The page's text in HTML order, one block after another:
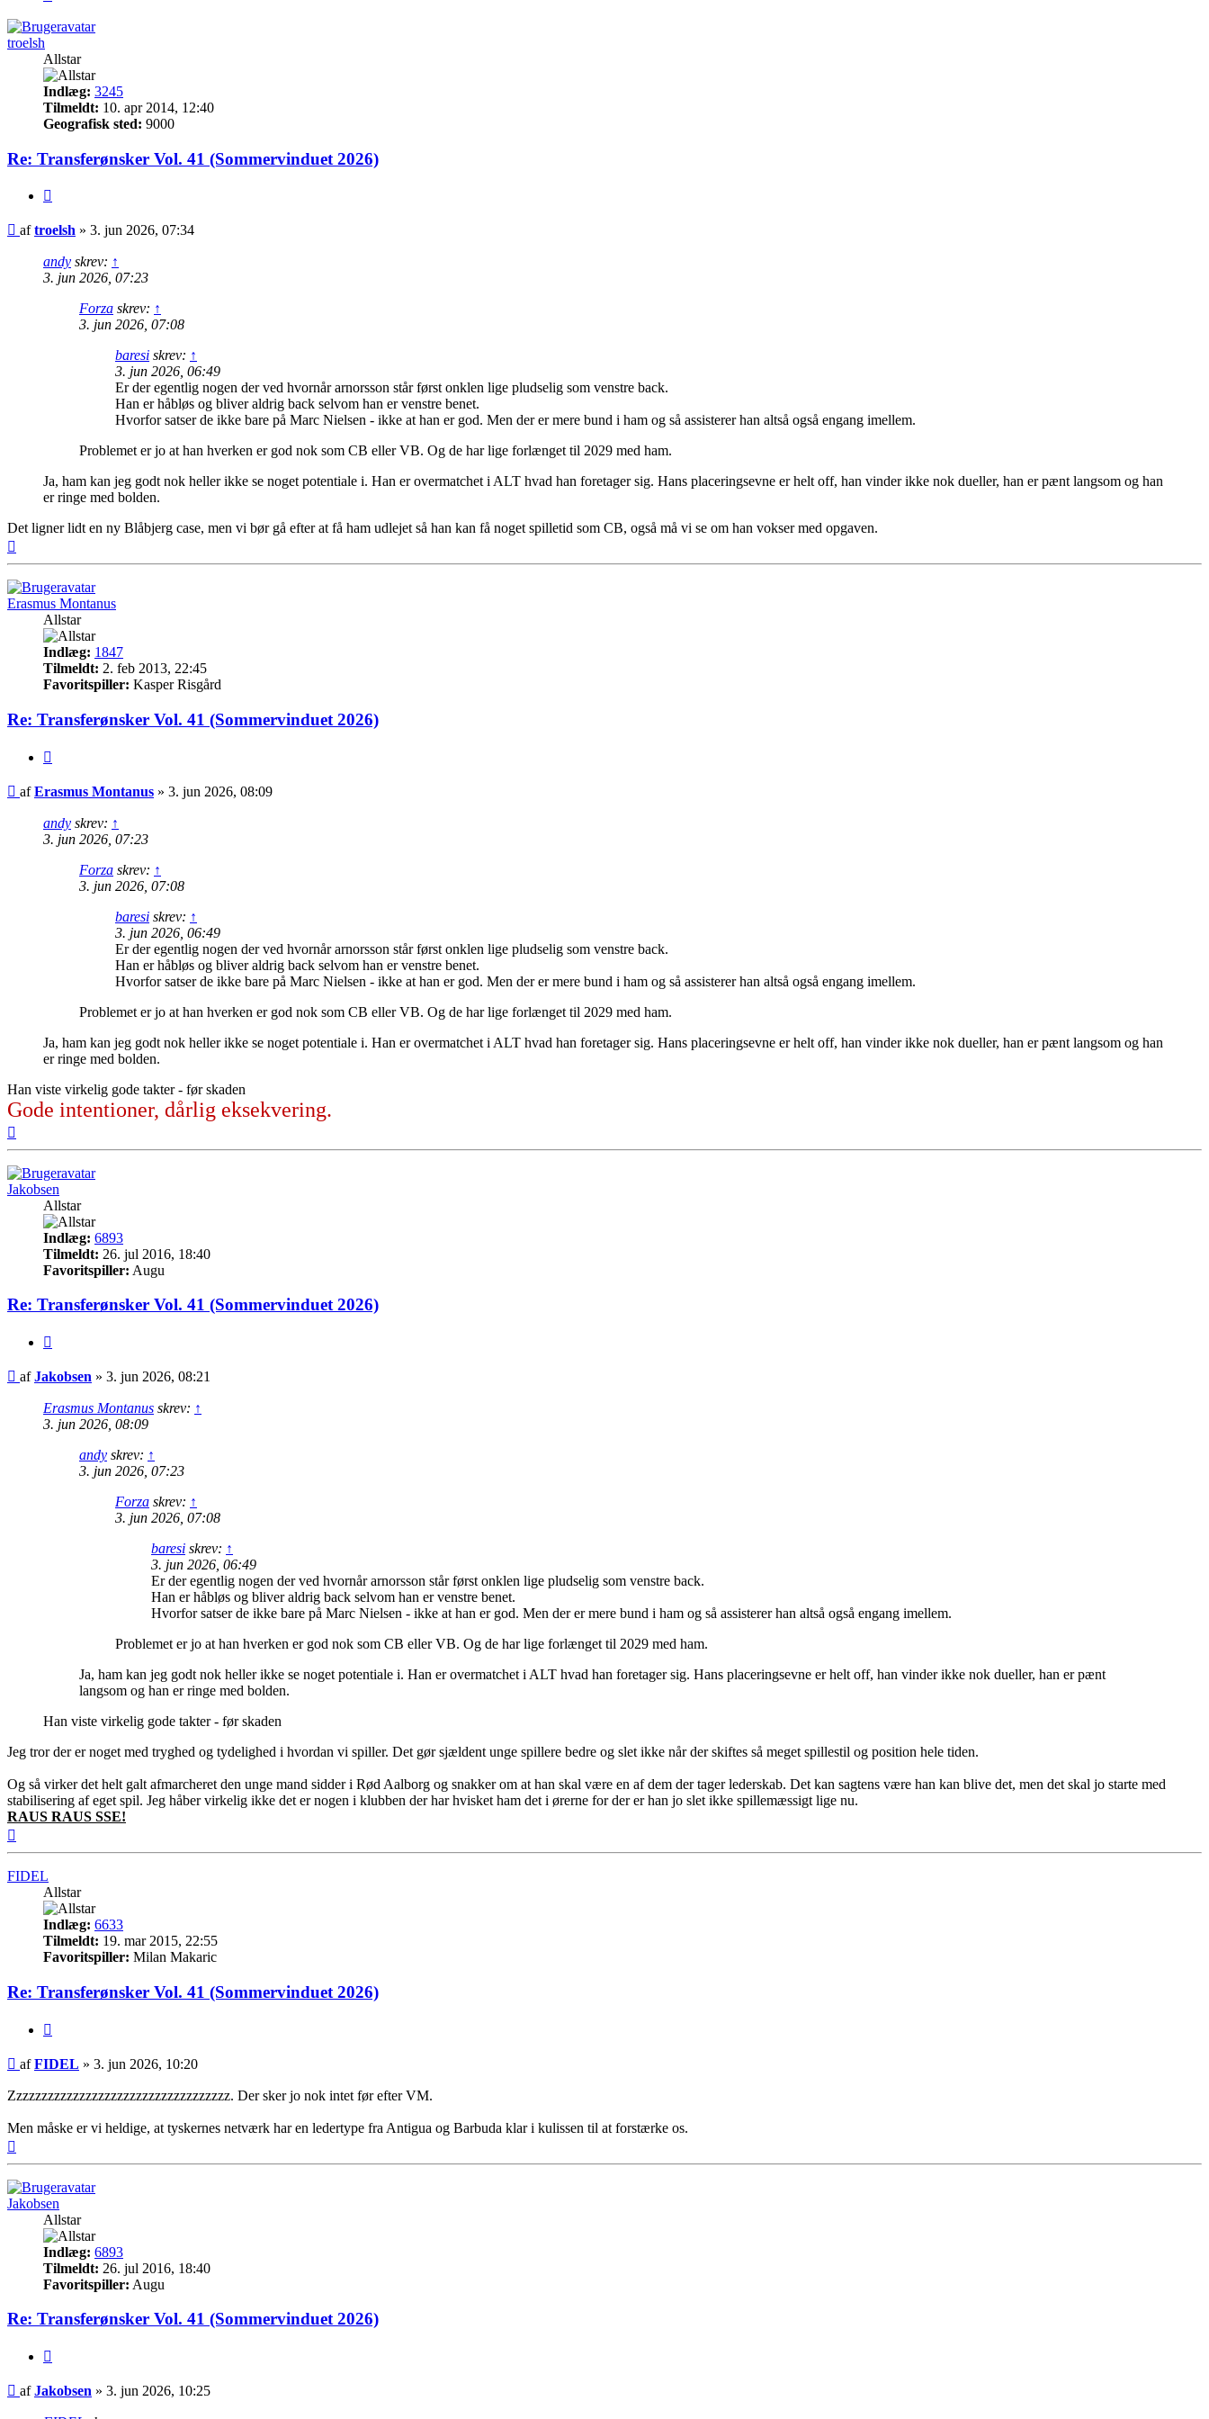
troelsh
Allstar
Indlæg: 3245
Tilmeldt: 10. apr 2014, 12:40
Geografisk sted: 9000
Re: Transferønsker Vol. 41 (Sommervinduet 2026)
Indlæg
aftroelsh » 3. jun 2026, 07:34
andy skrev: ↑
3. jun 2026, 07:23
Forza skrev: ↑
3. jun 2026, 07:08
baresi skrev: ↑
3. jun 2026, 06:49
Er der egentlig nogen der ved hvornår arnorsson står først onklen lige pludselig som venstre back.
Han er håbløs og bliver aldrig back selvom han er venstre benet.
Hvorfor satser de ikke bare på Marc Nielsen - ikke at han er god. Men der er mere bund i ham og så assisterer han altså også engang imellem.
Problemet er jo at han hverken er god nok som CB eller VB. Og de har lige forlænget til 2029 med ham.
Ja, ham kan jeg godt nok heller ikke se noget potentiale i. Han er overmatchet i ALT hvad han foretager sig. Hans placeringsevne er helt off, han vinder ikke nok dueller, han er pænt langsom og han
er ringe med bolden.
Det ligner lidt en ny Blåbjerg case, men vi bør gå efter at få ham udlejet så han kan få noget spilletid som CB, også må vi se om han vokser med opgaven.
Erasmus Montanus
Allstar
Indlæg: 1847
Tilmeldt: 2. feb 2013, 22:45
Favoritspiller: Kasper Risgård
Re: Transferønsker Vol. 41 (Sommervinduet 2026)
Indlæg
afErasmus Montanus » 3. jun 2026, 08:09
andy skrev: ↑
3. jun 2026, 07:23
Forza skrev: ↑
3. jun 2026, 07:08
baresi skrev: ↑
3. jun 2026, 06:49
Er der egentlig nogen der ved hvornår arnorsson står først onklen lige pludselig som venstre back.
Han er håbløs og bliver aldrig back selvom han er venstre benet.
Hvorfor satser de ikke bare på Marc Nielsen - ikke at han er god. Men der er mere bund i ham og så assisterer han altså også engang imellem.
Problemet er jo at han hverken er god nok som CB eller VB. Og de har lige forlænget til 2029 med ham.
Ja, ham kan jeg godt nok heller ikke se noget potentiale i. Han er overmatchet i ALT hvad han foretager sig. Hans placeringsevne er helt off, han vinder ikke nok dueller, han er pænt langsom og han
er ringe med bolden.
Han viste virkelig gode takter - før skaden
Gode intentioner, dårlig eksekvering.
Jakobsen
Allstar
Indlæg: 6893
Tilmeldt: 26. jul 2016, 18:40
Favoritspiller: Augu
Re: Transferønsker Vol. 41 (Sommervinduet 2026)
Indlæg
afJakobsen » 3. jun 2026, 08:21
Erasmus Montanus skrev: ↑
3. jun 2026, 08:09
andy skrev: ↑
3. jun 2026, 07:23
Forza skrev: ↑
3. jun 2026, 07:08
baresi skrev: ↑
3. jun 2026, 06:49
Er der egentlig nogen der ved hvornår arnorsson står først onklen lige pludselig som venstre back.
Han er håbløs og bliver aldrig back selvom han er venstre benet.
Hvorfor satser de ikke bare på Marc Nielsen - ikke at han er god. Men der er mere bund i ham og så assisterer han altså også engang imellem.
Problemet er jo at han hverken er god nok som CB eller VB. Og de har lige forlænget til 2029 med ham.
Ja, ham kan jeg godt nok heller ikke se noget potentiale i. Han er overmatchet i ALT hvad han foretager sig. Hans placeringsevne er helt off, han vinder ikke nok dueller, han er pænt
langsom og han er ringe med bolden.
Han viste virkelig gode takter - før skaden
Jeg tror der er noget med tryghed og tydelighed i hvordan vi spiller. Det gør sjældent unge spillere bedre og slet ikke når der skiftes så meget spillestil og position hele tiden.
Og så virker det helt galt afmarcheret den unge mand sidder i Rød Aalborg og snakker om at han skal være en af dem der tager lederskab. Det kan sagtens være han kan blive det, men det skal jo starte med
stabilisering af eget spil. Jeg håber virkelig ikke det er nogen i klubben der har hvisket ham det i ørerne for der er han jo slet ikke spillemæssigt lige nu.
RAUS RAUS SSE!
FIDEL
Allstar
Indlæg: 6633
Tilmeldt: 19. mar 2015, 22:55
Favoritspiller: Milan Makaric
Re: Transferønsker Vol. 41 (Sommervinduet 2026)
Indlæg
afFIDEL » 3. jun 2026, 10:20
Zzzzzzzzzzzzzzzzzzzzzzzzzzzzzzzzzzz. Der sker jo nok intet før efter VM.
Men måske er vi heldige, at tyskernes netværk har en ledertype fra Antigua og Barbuda klar i kulissen til at forstærke os.
Jakobsen
Allstar
Indlæg: 6893
Tilmeldt: 26. jul 2016, 18:40
Favoritspiller: Augu
Re: Transferønsker Vol. 41 (Sommervinduet 2026)
Indlæg
afJakobsen » 3. jun 2026, 10:25